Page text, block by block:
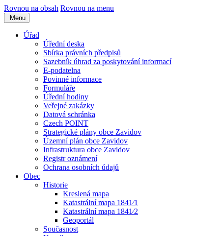
Rovnou na obsah Rovnou na menu
Menu
Úřad
Úřední deska
Sbírka právních předpisů
Sazebník úhrad za poskytování informací
E-podatelna
Povinné informace
Formuláře
Úřední hodiny
Veřejné zakázky
Datová schránka
Czech POINT
Strategické plány obce Zavidov
Územní plán obce Zavidov
Infrastruktura obce Zavidov
Registr oznámení
Ochrana osobních údajů
Obec
Historie
Kreslená mapa
Katastrální mapa 1841⁄1
Katastrální mapa 1841⁄2
Geoportál
Současnost